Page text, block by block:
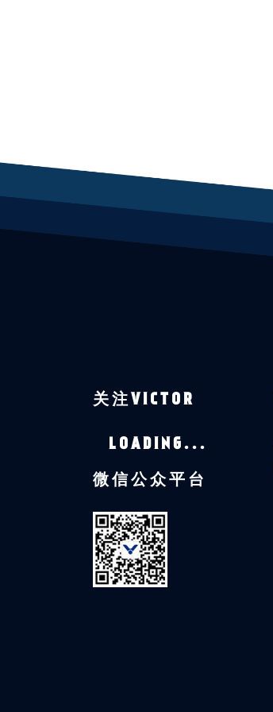
关注VICTOR
LOADING...
微信公众平台